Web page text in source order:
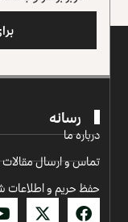
رسانه
درباره ما
تماس و ارسال مقالات
حفظ حریم و